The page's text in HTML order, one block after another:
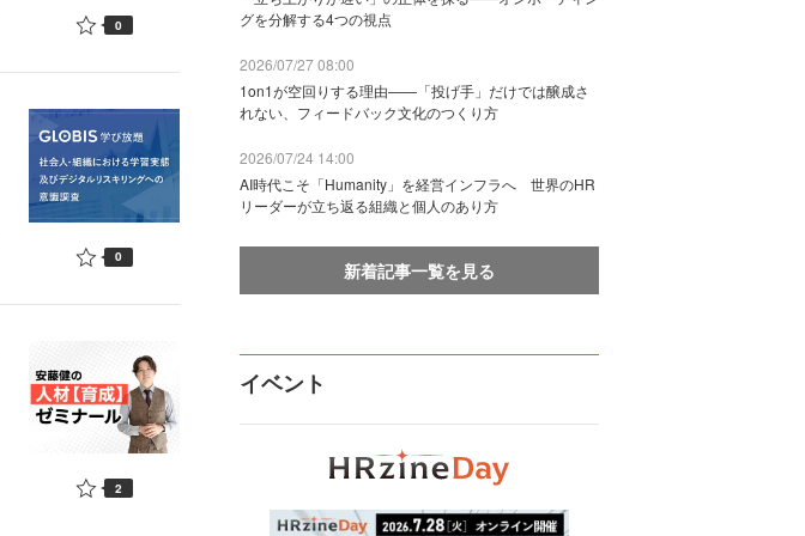
0
0
2
グを分解する4つの視点
2026/07/27 08:00
1on1が空回りする理由——「投げ手」だけでは醸成さ
れない、フィードバック文化のつくり方
2026/07/24 14:00
AI時代こそ「Humanity」を経営インフラへ 世界のHR
リーダーが立ち返る組織と個人のあり方
新着記事一覧を見る
イベント